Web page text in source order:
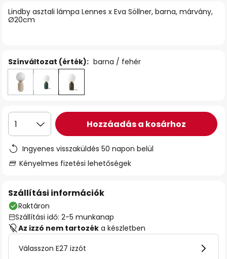
Lindby asztali lámpa Lennes x Eva Söllner, barna, márvány,
Ø20cm
Színváltozat (érték): barna / fehér
1 Hozzáadás a kosárhoz
Ingyenes visszaküldés 50 napon belül
Kényelmes fizetési lehetőségek
Szállítási információk
Raktáron
Szállítási idő: 2-5 munkanap
Az izzó nem tartozék a készletben
Válasszon E27 izzót